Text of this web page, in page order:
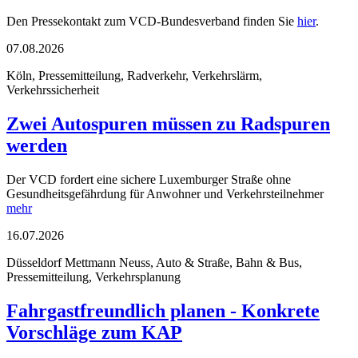
Den Pressekontakt zum VCD-Bundesverband finden Sie hier.
07.08.2026
Köln, Pressemitteilung, Radverkehr, Verkehrslärm,
Verkehrssicherheit
Zwei Autospuren müssen zu Radspuren
werden
Der VCD fordert eine sichere Luxemburger Straße ohne
Gesundheitsgefährdung für Anwohner und Verkehrsteilnehmer
mehr
16.07.2026
Düsseldorf Mettmann Neuss, Auto & Straße, Bahn & Bus,
Pressemitteilung, Verkehrsplanung
Fahrgastfreundlich planen - Konkrete
Vorschläge zum KAP